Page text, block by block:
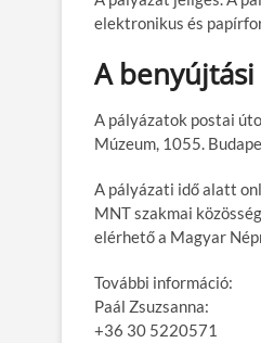
elektronikus és
A
A pályázatok postai
Múzeum, 1055.
A pályázati idő alatt
MNT szakmai
elérhető a Magyar
További információ:
Paál Zsuzsanna:
+36 30 5220571